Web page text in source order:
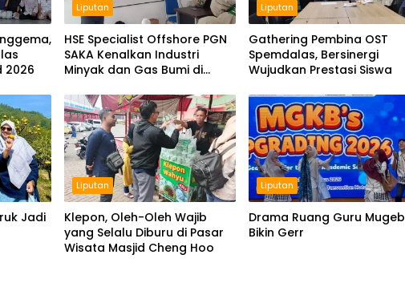
2026
Liputan
HSE Specialist Offshore PGN
SAKA Kenalkan Industri
Minyak dan Gas Bumi di
Liputan
Gathering Pembina OST
Spemdalas, Bersinergi
Wujudkan Prestasi Siswa
Jadi
Liputan
Klepon, Oleh-Oleh Wajib
yang Selalu Diburu di Pasar
Wisata Masjid Cheng Hoo
Liputan
Drama Ruang Guru Mugeb
Bikin Gerr